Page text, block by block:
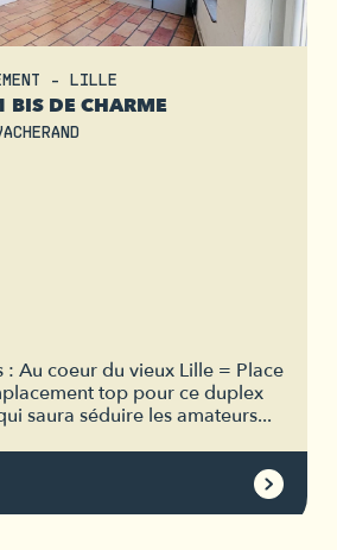
- LILLE
BIS DE CHARME
: Au coeur du vieux Lille = Place
top pour ce duplex
saura séduire les amateurs...